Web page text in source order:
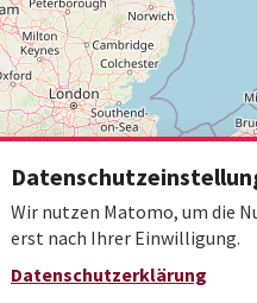
Barrierefreiheit
Wir nutzen Matomo, um die
erst nach Ihrer Einwilligung.
Datenschutzerklärung